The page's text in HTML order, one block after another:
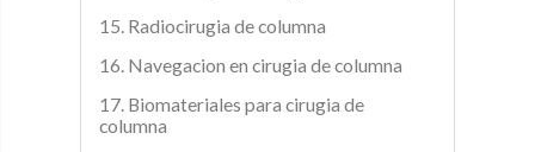
15. Radiocirugia de columna
16. Navegacion en cirugia de columna
17. Biomateriales para cirugia de
columna